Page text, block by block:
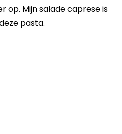
op. Mijn salade caprese is
pasta.